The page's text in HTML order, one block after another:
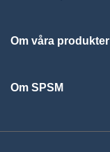
Om våra produkter
Om SPSM